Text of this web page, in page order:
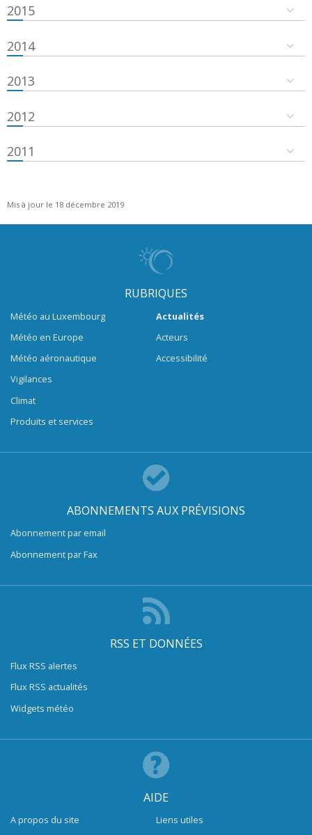
2015
2014
2013
2012
2011
Mis à jour le 18 décembre 2019
RUBRIQUES
Météo au Luxembourg
Météo en Europe
Météo aéronautique
Vigilances
Climat
Produits et services
Actualités
Acteurs
Accessibilité
ABONNEMENTS AUX PRÉVISIONS
Abonnement par email
Abonnement par Fax
RSS ET DONNÉES
Flux RSS alertes
Flux RSS actualités
Widgets météo
AIDE
A propos du site
Liens utiles